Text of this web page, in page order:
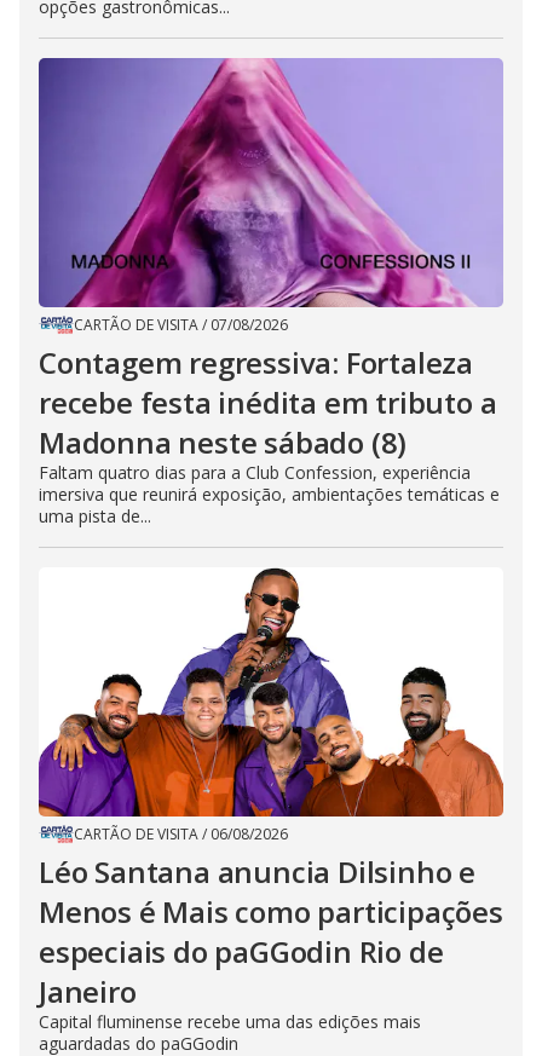
opções gastronômicas...
CARTÃO DE VISITA/ 07/08/2026
Contagem regressiva: Fortaleza
recebe festa inédita em tributo a
Madonna neste sábado (8)
Faltam quatro dias para a Club Confession, experiência
imersiva que reunirá exposição, ambientações temáticas e
uma pista de...
CARTÃO DE VISITA/ 06/08/2026
Léo Santana anuncia Dilsinho e
Menos é Mais como participações
especiais do paGGodin Rio de
Janeiro
Capital fluminense recebe uma das edições mais
aguardadas do paGGodin